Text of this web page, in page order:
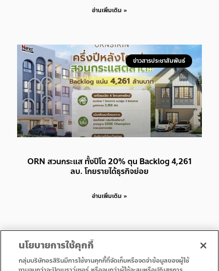
อ่านเพิ่มเติม »
ข่าวสารประชาสัมพันธ์
ORN สวนกระแส ทั้งปีโต 20% ตุน Backlog 4,261
ลบ. โกยรายได้ธุรกิจย่อย
อ่านเพิ่มเติม »
นโยบายการใช้คุกกี้
กลุ่มบริษัทอรสิรินมีการใช้งานคุกกี้ที่จัดเก็บหรือจดจำข้อมูลของผู้ใช้